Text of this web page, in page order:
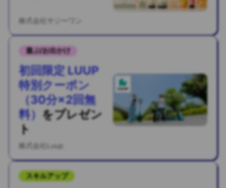
株式会社サジーワン
遊ぶ/お出かけ
初回限定 LUUP
特別クーポン
（30分×2回無
料） をプレゼン
ト
株式会社Luup
スキルアップ